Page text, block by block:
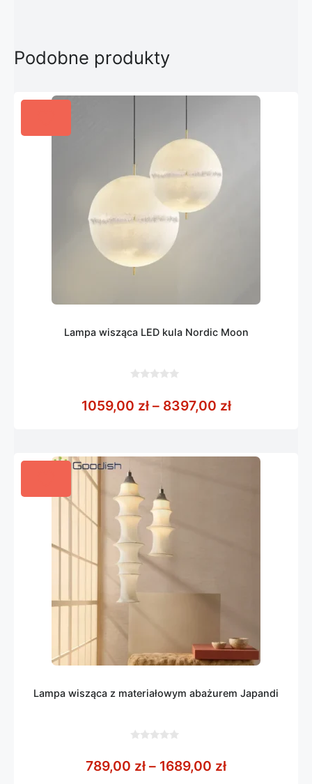
Podobne produkty
Lampa wisząca LED kula Nordic Moon
5
1059,00 zł – 8397,00 złZakres cen:
Lampa wisząca z materiałowym abażurem Japandi
5
789,00 zł – 1689,00 złZakres cen: